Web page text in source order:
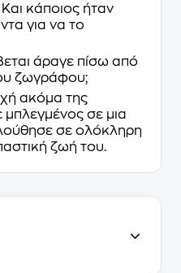
κάποιος ήταν
για να το
άραγε πίσω από
ζωγράφου;
ακόμα της
μπλεγμένος σε μια
σε ολόκληρη
ζωή του.